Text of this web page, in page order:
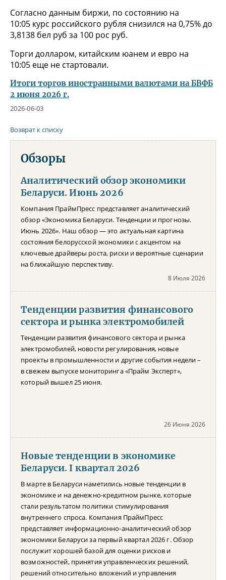
Согласно данным биржи, по состоянию на
10:05 курс российского рубля снизился на 0,75% до
3,8138 бел руб за 100 рос руб.
Торги долларом, китайским юанем и евро на
10:05 еще не стартовали.
Итоги торгов иностранными валютами на БВФБ
2 июня 2026 г.
2026-06-03
Возврат к списку
Обзоры
Аналитический обзор экономики
Беларуси. Июнь 2026
Компания ПраймПресс представляет аналитический
обзор «Экономика Беларуси. Тенденции и прогнозы.
Июнь 2026». Наш обзор — это актуальная картина
состояния белорусской экономики с акцентом на
ключевые драйверы роста, риски и вероятные сценарии
на ближайшую перспективу.
8 Июля 2026
Тенденции развития финансового
сектора и рынка электромобилей
Тенденции развития финансового сектора и рынка
электромобилей, новости регулирования, новые
проекты в промышленности и другие события недели –
в свежем выпуске мониторинга «Прайм Эксперт»,
который вышел 25 июня.
26 Июня 2026
Новые тенденции в экономике
Беларуси. I квартал 2026
В марте в Беларуси наметились новые тенденции в
экономике и на денежно-кредитном рынке, которые
стали результатом политики стимулирования
внутреннего спроса. Компания ПраймПресс
представляет информационно-аналитический обзор
экономики Беларуси за первый квартал 2026 г. Обзор
послужит хорошей базой для оценки рисков и
возможностей, принятия управленческих решений,
решений относительно вложений и управления